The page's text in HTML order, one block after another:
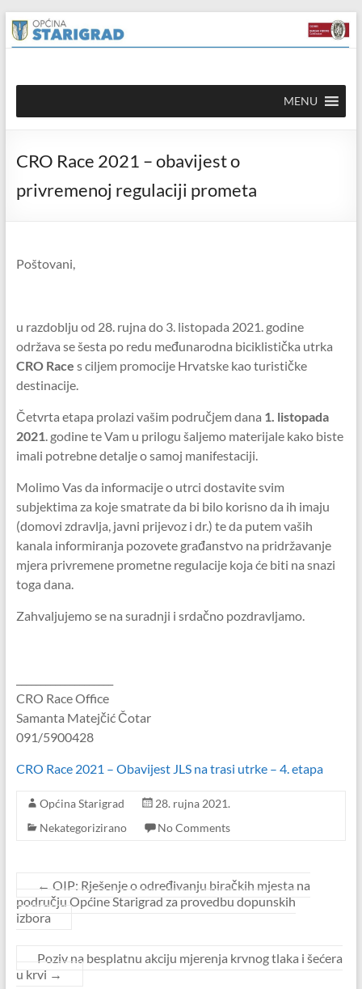
content
Skip
to
content
Općina
Starigrad
mrežna
stranica
MENU
CRO Race 2021 – obavijest o
privremenoj regulaciji prometa
Poštovani,
u razdoblju od 28. rujna do 3. listopada 2021. godine
održava se šesta po redu međunarodna biciklistička utrka
CRO Race s ciljem promocije Hrvatske kao turističke
destinacije.
Četvrta etapa prolazi vašim područjem dana 1. listopada
2021. godine te Vam u prilogu šaljemo materijale kako biste
imali potrebne detalje o samoj manifestaciji.
Molimo Vas da informacije o utrci dostavite svim
subjektima za koje smatrate da bi bilo korisno da ih imaju
(domovi zdravlja, javni prijevoz i dr.) te da putem vaših
kanala informiranja pozovete građanstvo na pridržavanje
mjera privremene prometne regulacije koja će biti na snazi
toga dana.
Zahvaljujemo se na suradnji i srdačno pozdravljamo.
CRO Race Office
Samanta Matejčić Čotar
091/5900428
CRO Race 2021 – Obavijest JLS na trasi utrke – 4. etapa
Općina Starigrad
28. rujna 2021.
Nekategorizirano
No Comments
← OIP: Rješenje o određivanju biračkih mjesta na
području Općine Starigrad za provedbu dopunskih
izbora
Poziv na besplatnu akciju mjerenja krvnog tlaka i šećera
u krvi →